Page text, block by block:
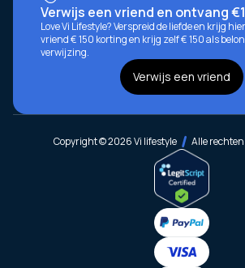
Verwijs een vriend en ontvang
Love Vi Lifestyle? Verspreid de liefde en krijg
vriend € 150 korting en krijg zelf € 150 als
verwijzing.
Verwijs een vriend
Copyright © 2026 Vi lifestyle Alle